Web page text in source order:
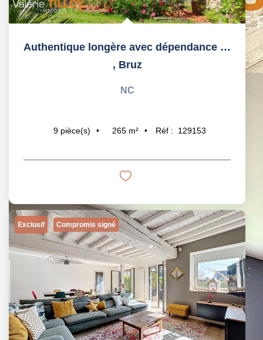
Authentique longère avec dépendance à Bruz
, Bruz
NC
9 pièce(s) 265 m² Réf : 129153
Exclusif Compromis signé